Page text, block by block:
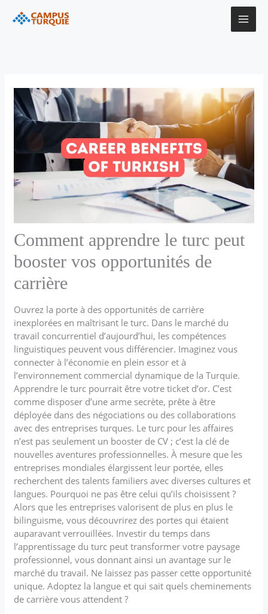
Comment apprendre le turc peut
booster vos opportunités de
carrière
Ouvrez la porte à des opportunités de carrière
inexplorées en maîtrisant le turc. Dans le marché du
travail concurrentiel d’aujourd’hui, les compétences
linguistiques peuvent vous différencier. Imaginez vous
connecter à l’économie en plein essor et à
l’environnement commercial dynamique de la Turquie.
Apprendre le turc pourrait être votre ticket d’or. C’est
comme disposer d’une arme secrète, prête à être
déployée dans des négociations ou des collaborations
avec des entreprises turques. Le turc pour les affaires
n’est pas seulement un booster de CV ; c’est la clé de
nouvelles aventures professionnelles. À mesure que les
entreprises mondiales élargissent leur portée, elles
recherchent des talents familiers avec diverses cultures et
langues. Pourquoi ne pas être celui qu’ils choisissent ?
Alors que les entreprises valorisent de plus en plus le
bilinguisme, vous découvrirez des portes qui étaient
auparavant verrouillées. Investir du temps dans
l’apprentissage du turc peut transformer votre paysage
professionnel, vous donnant ainsi un avantage sur le
marché du travail. Ne laissez pas passer cette opportunité
unique. Adoptez la langue et qui sait quels cheminements
de carrière vous attendent ?